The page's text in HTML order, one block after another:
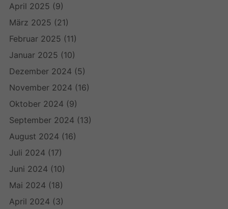
April 2025 (9)
März 2025 (21)
Februar 2025 (11)
Januar 2025 (10)
Dezember 2024 (5)
November 2024 (16)
Oktober 2024 (9)
September 2024 (13)
August 2024 (16)
Juli 2024 (17)
Juni 2024 (10)
Mai 2024 (18)
April 2024 (3)